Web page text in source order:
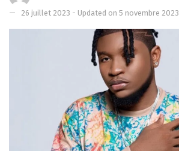
26 juillet 2023 - Updated on 5 novembre 2023